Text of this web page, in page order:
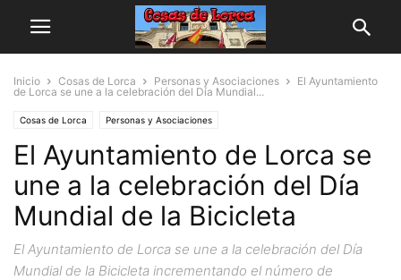
Inicio Cosas de Lorca Personas y Asociaciones
El Ayuntamiento
de Lorca se une a la celebración del Día Mundial...
Cosas de Lorca Personas y Asociaciones
El Ayuntamiento de Lorca se
une a la celebración del Día
Mundial de la Bicicleta
El Ayuntamiento de Lorca se une a la celebración del Día
Mundial de la Bicicleta incrementando el número de